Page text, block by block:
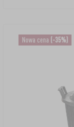
Nowa cena (-35%)